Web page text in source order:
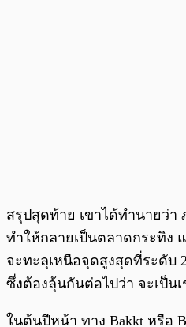
สรุปสุดท้าย เขาได้ทำนายว่
ทำให้กลายเป็นตลาดกระทิง
จะทะลุเหนือจุดสูงสุดที่ระดับ
ซึ่งต้องลุ้นกันต่อไปว่า จะเป็นเ
ในต้นปีหน้า ทาง Bakkt หรือ